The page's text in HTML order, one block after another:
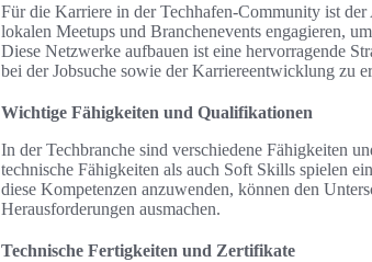
Für die Karriere in der Techhafen-Community ist
lokalen Meetups und Branchenevents engagieren,
Diese Netzwerke aufbauen ist eine hervorragende
bei der Jobsuche sowie der Karriereentwicklung zu
Wichtige Fähigkeiten und Qualifikationen
In der Techbranche sind verschiedene Fähigkeiten
technische Fähigkeiten als auch Soft Skills spielen
diese Kompetenzen anzuwenden, können den
Herausforderungen ausmachen.
Technische Fertigkeiten und Zertifikate